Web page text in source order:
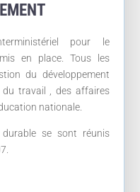
pour le
en place. Tous les
du développement
travail , des affaires
nationale.
se sont réunis